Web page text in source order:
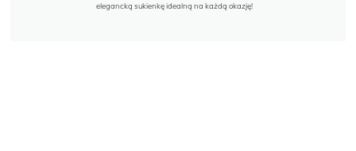
elegancką sukienkę idealną na każdą okazję!